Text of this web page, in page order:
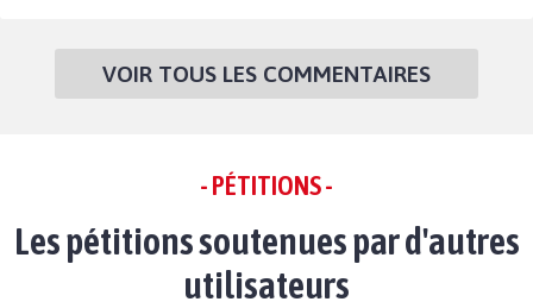
VOIR TOUS LES COMMENTAIRES
- PÉTITIONS -
Les pétitions soutenues par d'autres
utilisateurs